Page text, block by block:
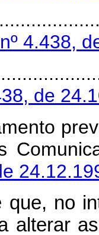
4.438,
de
no
alterar